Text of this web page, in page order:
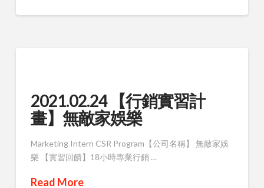
2021.02.24 【行銷實習計
畫】無敵家娛樂
Marketing Intern CSR Program【公司名稱】 無敵家娛
樂 【實習回饋】18小時專業行銷 …
Read More